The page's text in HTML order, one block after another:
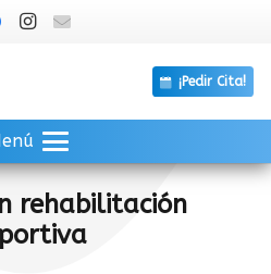
¡Pedir Cita!
rehabilitación